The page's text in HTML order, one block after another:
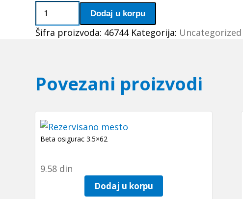
Caura
40x48x22
Dodaj u korpu
Šifra proizvoda: 46744 Kategorija: Uncategorized
Povezani proizvodi
Beta osigurac 3.5×62
9.58 din
Dodaj u korpu